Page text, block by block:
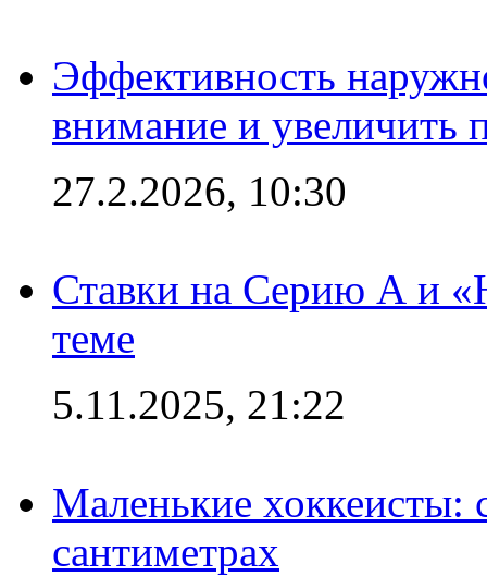
Эффективность
внимание и увеличить
27.2.2026, 10:30
Ставки на Серию А и
теме
5.11.2025, 21:22
Маленькие хоккеисты:
сантиметрах